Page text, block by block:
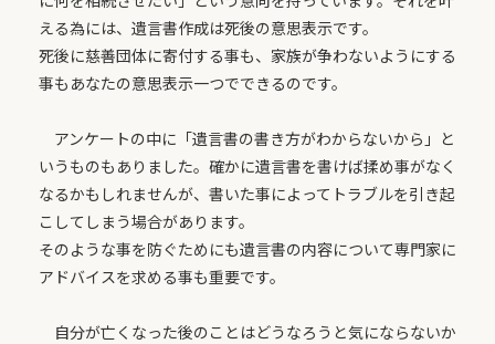
える為には、遺言書作成は死後の意思表示です。
死後に慈善団体に寄付する事も、家族が争わないようにする
事もあなたの意思表示一つでできるのです。
アンケートの中に「遺言書の書き方がわからないから」と
いうものもありました。確かに遺言書を書けば揉め事がなく
なるかもしれませんが、書いた事によってトラブルを引き起
こしてしまう場合があります。
そのような事を防ぐためにも遺言書の内容について専門家に
アドバイスを求める事も重要です。
自分が亡くなった後のことはどうなろうと気にならないか